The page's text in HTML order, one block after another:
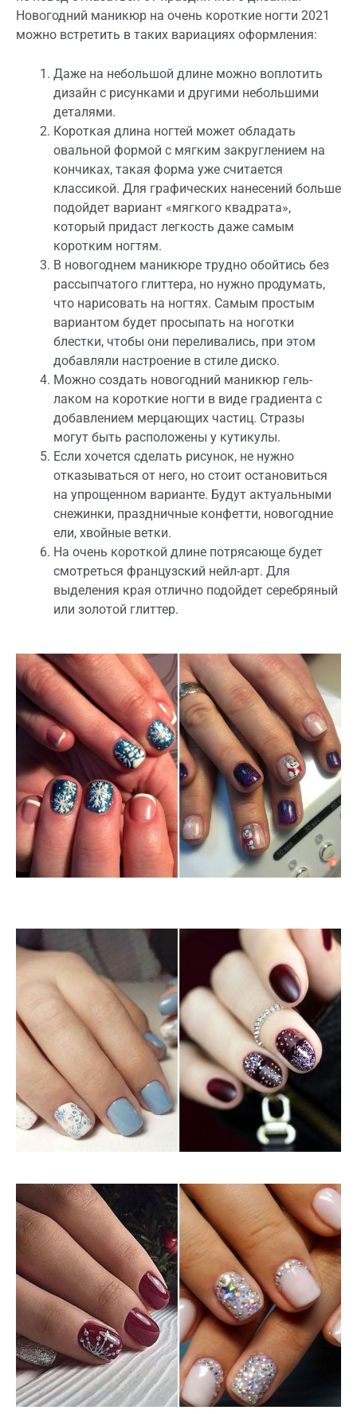
Новогодний маникюр на очень короткие ногти 2021
можно встретить в таких вариациях оформления:
Даже на небольшой длине можно воплотить
дизайн с рисунками и другими небольшими
деталями.
Короткая длина ногтей может обладать
овальной формой с мягким закруглением на
кончиках, такая форма уже считается
классикой. Для графических нанесений больше
подойдет вариант «мягкого квадрата»,
который придаст легкость даже самым
коротким ногтям.
В новогоднем маникюре трудно обойтись без
рассыпчатого глиттера, но нужно продумать,
что нарисовать на ногтях. Самым простым
вариантом будет просыпать на ноготки
блестки, чтобы они переливались, при этом
добавляли настроение в стиле диско.
Можно создать новогодний маникюр гель-
лаком на короткие ногти в виде градиента с
добавлением мерцающих частиц. Стразы
могут быть расположены у кутикулы.
Если хочется сделать рисунок, не нужно
отказываться от него, но стоит остановиться
на упрощенном варианте. Будут актуальными
снежинки, праздничные конфетти, новогодние
ели, хвойные ветки.
На очень короткой длине потрясающе будет
смотреться французский нейл-арт. Для
выделения края отлично подойдет серебряный
или золотой глиттер.